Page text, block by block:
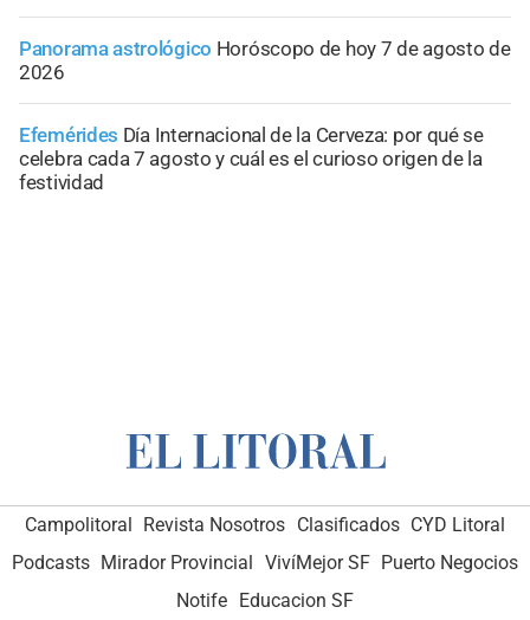
Panorama astrológico Horóscopo de hoy 7 de agosto de
2026
Efemérides Día Internacional de la Cerveza: por qué se
celebra cada 7 agosto y cuál es el curioso origen de la
festividad
Campolitoral Revista Nosotros Clasificados CYD Litoral
Podcasts Mirador Provincial VivíMejor SF Puerto Negocios
Notife
Educacion SF